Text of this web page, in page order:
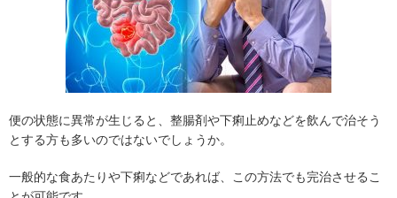
便の状態に異常が生じると、整腸剤や下痢止めなどを飲んで治そう
とする方も多いのではないでしょうか。
一般的な食あたりや下痢などであれば、この方法でも完治させるこ